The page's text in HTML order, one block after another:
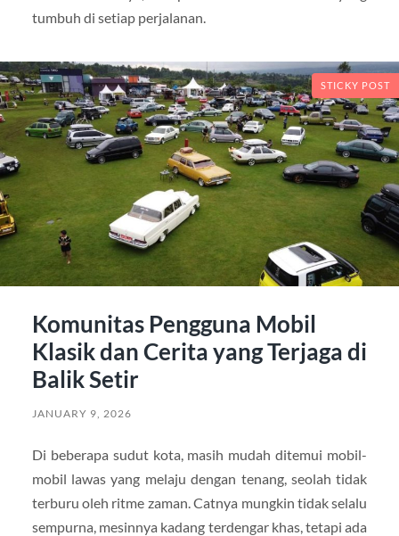
tumbuh di setiap perjalanan.
STICKY POST
Komunitas Pengguna Mobil
Klasik dan Cerita yang Terjaga di
Balik Setir
JANUARY 9, 2026
Di beberapa sudut kota, masih mudah ditemui mobil-
mobil lawas yang melaju dengan tenang, seolah tidak
terburu oleh ritme zaman. Catnya mungkin tidak selalu
sempurna, mesinnya kadang terdengar khas, tetapi ada